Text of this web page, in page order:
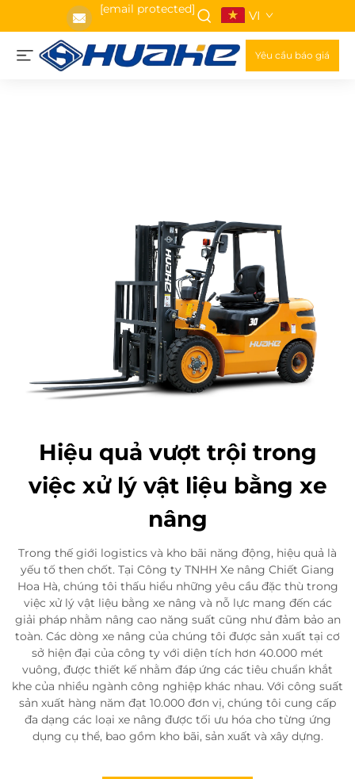
[email protected] VI
Yêu cầu báo giá
Hiệu quả vượt trội trong
việc xử lý vật liệu bằng xe
nâng
Trong thế giới logistics và kho bãi năng động, hiệu quả là
yếu tố then chốt. Tại Công ty TNHH Xe nâng Chiết Giang
Hoa Hà, chúng tôi thấu hiểu những yêu cầu đặc thù trong
việc xử lý vật liệu bằng xe nâng và nỗ lực mang đến các
giải pháp nhằm nâng cao năng suất cũng như đảm bảo an
toàn. Các dòng xe nâng của chúng tôi được sản xuất tại cơ
sở hiện đại của công ty với diện tích hơn 40.000 mét
vuông, được thiết kế nhằm đáp ứng các tiêu chuẩn khắt
khe của nhiều ngành công nghiệp khác nhau. Với công suất
sản xuất hàng năm đạt 10.000 đơn vị, chúng tôi cung cấp
đa dạng các loại xe nâng được tối ưu hóa cho từng ứng
dụng cụ thể, bao gồm kho bãi, sản xuất và xây dựng.